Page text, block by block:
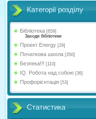
Категорії розділу
Бібліотека [659]
Заходи бібліотеки
Проект Energy [29]
Початкова школа [350]
Безпека!!! [110]
IQ. Робота над собою [36]
Профорієнтація [53]
Статистика